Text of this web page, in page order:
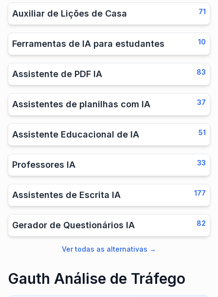
Auxiliar de Lições de Casa 71
Ferramentas de IA para estudantes 10
Assistente de PDF IA 83
Assistentes de planilhas com IA 37
Assistente Educacional de IA 51
Professores IA 33
Assistentes de Escrita IA 177
Gerador de Questionários IA 82
Ver todas as alternativas →
Gauth Análise de Tráfego